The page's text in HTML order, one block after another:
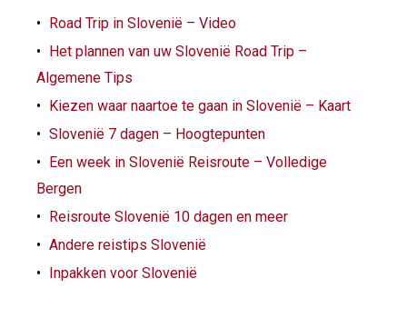
Road Trip in Slovenië – Video
Het plannen van uw Slovenië Road Trip –
Algemene Tips
Kiezen waar naartoe te gaan in Slovenië – Kaart
Slovenië 7 dagen – Hoogtepunten
Een week in Slovenië Reisroute – Volledige
Bergen
Reisroute Slovenië 10 dagen en meer
Andere reistips Slovenië
Inpakken voor Slovenië